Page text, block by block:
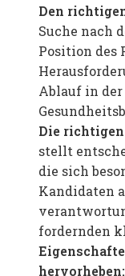
Den
Suche nach
Position des
Ablauf in
Die
stellt
die sich
Kandidaten
fordernden
hervorheben: